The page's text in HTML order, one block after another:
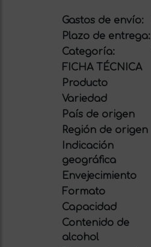
Gastos de envío:
Plazo de entrega:
Categoría:
FICHA TÉCNICA
Producto
Variedad
País de origen
Región de origen
Indicación
geográfica
Envejecimiento
Formato
Capacidad
Contenido de
alcohol